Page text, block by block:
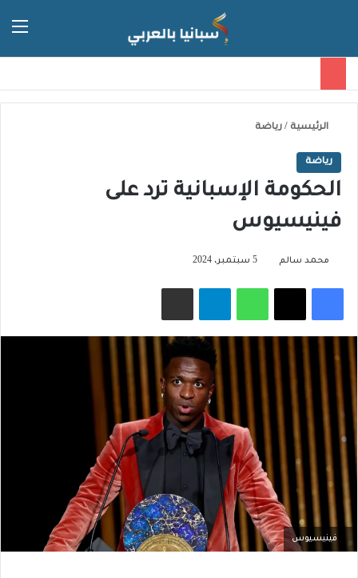
الرئيسية / رياضة
رياضة
الحكومة الإسبانية ترد على
فينيسيوس
محمد سالم 5 سبتمبر، 2024
فيسبوك‫X واتساب تيلقرام مشاركة عبر البريد
فينيسيوس